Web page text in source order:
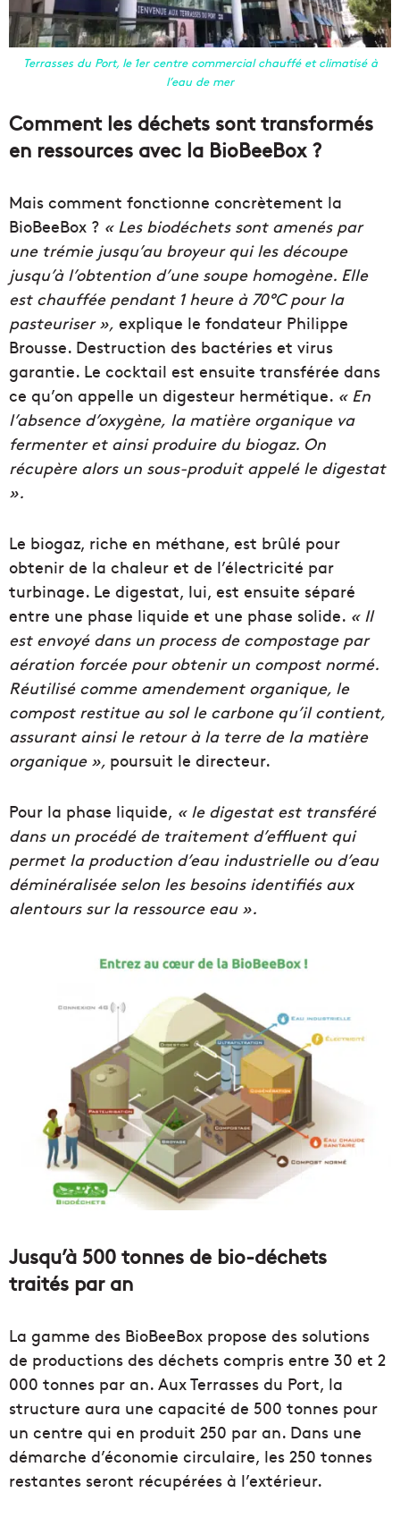
Terrasses du Port, le 1er centre commercial chauffé et climatisé à
l’eau de mer
Comment les déchets sont transformés
en ressources avec la BioBeeBox ?
Mais comment fonctionne concrètement la
BioBeeBox ? « Les biodéchets sont amenés par
une trémie jusqu’au broyeur qui les découpe
jusqu’à l’obtention d’une soupe homogène. Elle
est chauffée pendant 1 heure à 70°C pour la
pasteuriser », explique le fondateur Philippe
Brousse. Destruction des bactéries et virus
garantie. Le cocktail est ensuite transférée dans
ce qu’on appelle un digesteur hermétique. « En
l’absence d’oxygène, la matière organique va
fermenter et ainsi produire du biogaz. On
récupère alors un sous-produit appelé le digestat
».
Le biogaz, riche en méthane, est brûlé pour
obtenir de la chaleur et de l’électricité par
turbinage. Le digestat, lui, est ensuite séparé
entre une phase liquide et une phase solide. « Il
est envoyé dans un process de compostage par
aération forcée pour obtenir un compost normé.
Réutilisé comme amendement organique, le
compost restitue au sol le carbone qu’il contient,
assurant ainsi le retour à la terre de la matière
organique », poursuit le directeur.
Pour la phase liquide, « le digestat est transféré
dans un procédé de traitement d’effluent qui
permet la production d’eau industrielle ou d’eau
déminéralisée selon les besoins identifiés aux
alentours sur la ressource eau ».
Jusqu’à 500 tonnes de bio-déchets
traités par an
La gamme des BioBeeBox propose des solutions
de productions des déchets compris entre 30 et 2
000 tonnes par an. Aux Terrasses du Port, la
structure aura une capacité de 500 tonnes pour
un centre qui en produit 250 par an. Dans une
démarche d’économie circulaire, les 250 tonnes
restantes seront récupérées à l’extérieur.